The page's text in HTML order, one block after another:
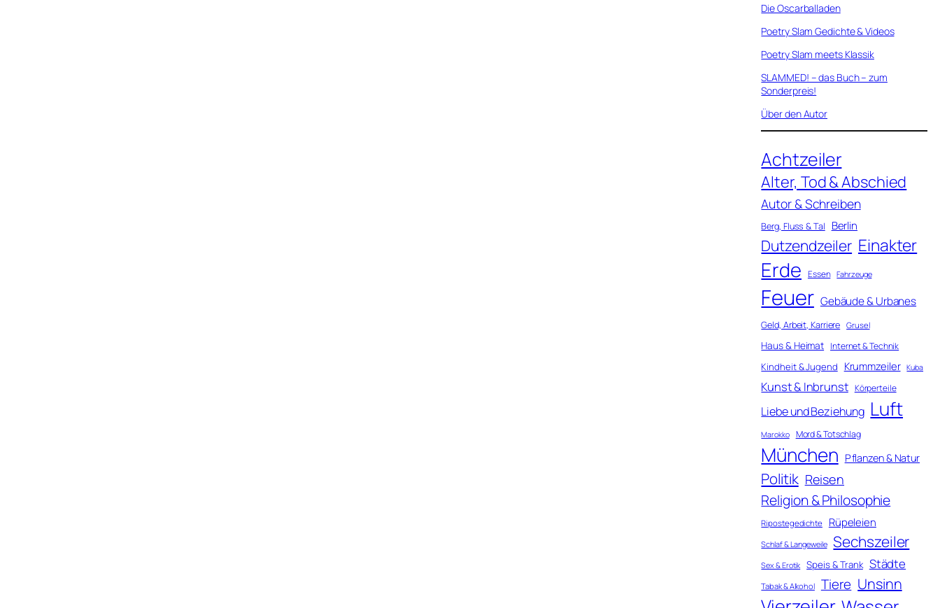
Die Oscarballaden
Poetry Slam Gedichte & Videos
Poetry Slam meets Klassik
SLAMMED! – das Buch – zum
Sonderpreis!
Über den Autor
Achtzeiler
Alter, Tod & Abschied
Autor & Schreiben
Berg, Fluss & Tal Berlin
Dutzendzeiler Einakter
Erde Essen Fahrzeuge
Feuer Gebäude & Urbanes
Geld, Arbeit, Karriere Grusel
Haus & Heimat Internet & Technik
Kindheit & Jugend Krummzeiler Kuba
Kunst & Inbrunst Körperteile
Liebe und Beziehung Luft
Marokko Mord & Totschlag
München Pflanzen & Natur
Politik Reisen
Religion & Philosophie
Ripostegedichte Rüpeleien
Schlaf & Langeweile Sechszeiler
Sex & Erotik Speis & Trank Städte
Tabak & Alkohol Tiere Unsinn